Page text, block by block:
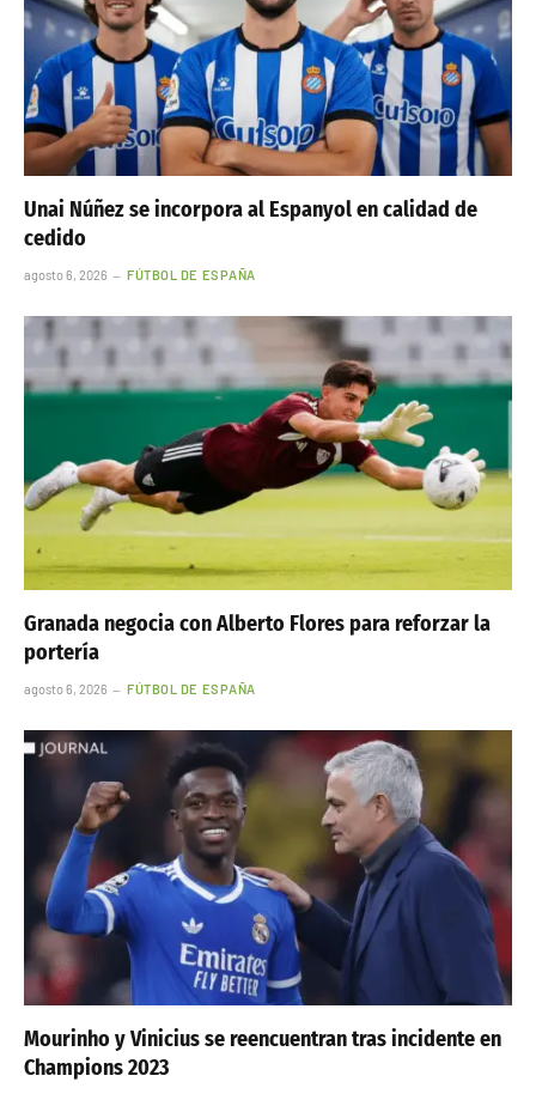
Unai Núñez se incorpora al Espanyol en calidad de
cedido
agosto 6, 2026 FÚTBOL DE ESPAÑA
Granada negocia con Alberto Flores para reforzar la
portería
agosto 6, 2026 FÚTBOL DE ESPAÑA
Mourinho y Vinicius se reencuentran tras incidente en
Champions 2023